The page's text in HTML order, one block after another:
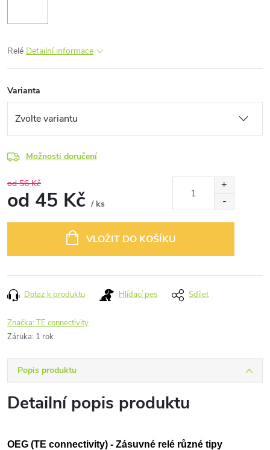
Relé Detailní informace
Varianta
Možnosti doručení
od 56 Kč
od 45 Kč / ks
VLOŽIT DO KOŠÍKU
Dotaz k produktu Hlídací pes Sdílet
Značka:TE connectivity
Záruka: 1 rok
Popis produktu
Detailní popis produktu
OEG (TE connectivity) - Zásuvné relé různé tipy